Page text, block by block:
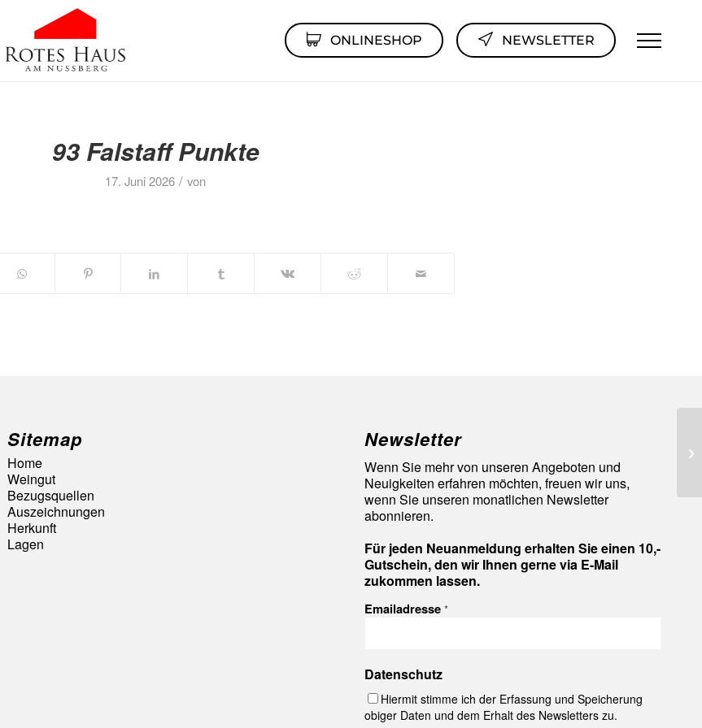
ONLINESHOP NEWSLETTER
93 Falstaff Punkte
17. Juni 2026 / von
Sitemap
Home
Weingut
Bezugsquellen
Auszeichnungen
Herkunft
Lagen
Newsletter
Wenn Sie mehr von unseren Angeboten und
Neuigkeiten erfahren möchten, freuen wir uns,
wenn Sie unseren monatlichen Newsletter
abonnieren.
Für jeden Neuanmeldung erhalten Sie einen 10,-
Gutschein, den wir Ihnen gerne via E-Mail
zukommen lassen.
Emailadresse*
Datenschutz
Hiermit stimme ich der Erfassung und Speicherung
obiger Daten und dem Erhalt des Newsletters zu.